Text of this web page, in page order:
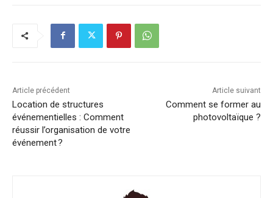
Article précédent
Location de structures
événementielles : Comment
réussir l’organisation de votre
événement ?
Article suivant
Comment se former au
photovoltaïque ?